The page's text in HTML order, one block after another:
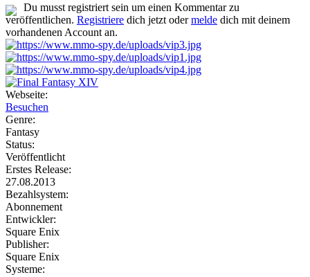
Du musst registriert sein um einen Kommentar zu
veröffentlichen. Registriere dich jetzt odermelde dich mit deinem
vorhandenen Account an.
Webseite:
Besuchen
Genre:
Fantasy
Status:
Veröffentlicht
Erstes Release:
27.08.2013
Bezahlsystem:
Abonnement
Entwickler:
Square Enix
Publisher:
Square Enix
Systeme: